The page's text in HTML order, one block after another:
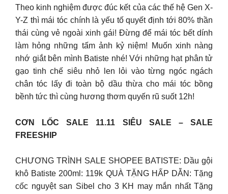
Theo kinh nghiệm được đúc kết của các thế hệ Gen X-
Y-Z thì mái tóc chính là yếu tố quyết định tới 80% thần
thái cùng vẻ ngoài xinh gái! Đừng để mái tóc bết dính
làm hỏng những tấm ảnh kỷ niệm! Muốn xinh nàng
nhớ giắt bên mình Batiste nhé! Với những hạt phân tử
gạo tinh chế siêu nhỏ len lỏi vào từng ngóc ngách
chân tóc lấy đi toàn bộ dầu thừa cho mái tóc bồng
bềnh tức thì cùng hương thơm quyến rũ suốt 12h!
CƠN LỐC SALE 11.11 SIÊU SALE – SALE
FREESHIP
CHƯƠNG TRÌNH SALE SHOPEE BATISTE: Dầu gội
khô Batiste 200ml: 119k QUÀ TẶNG HẤP DẪN: Tặng
cốc nguyệt san Sibel cho 3 KH may mắn nhất Tặng